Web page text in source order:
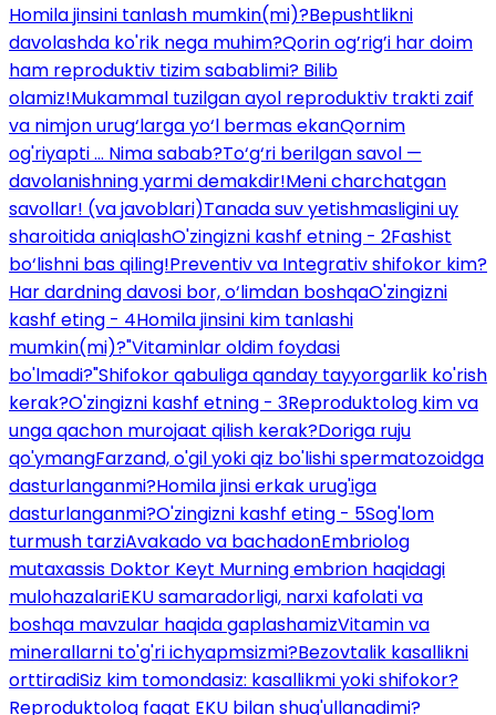
Homila jinsini tanlash mumkin(mi)?Bepushtlikni
davolashda ko'rik nega muhim?Qorin og’rig’i har doim
ham reproduktiv tizim sabablimi? Bilib
olamiz!Mukammal tuzilgan ayol reproduktiv trakti zaif
va nimjon urug‘larga yo‘l bermas ekanQornim
og'riyapti ... Nima sabab?To‘g‘ri berilgan savol —
davolanishning yarmi demakdir!Meni charchatgan
savollar! (va javoblari)Tanada suv yetishmasligini uy
sharoitida aniqlashO'zingizni kashf etning - 2Fashist
bo‘lishni bas qiling!Preventiv va Integrativ shifokor kim?
Har dardning davosi bor, o‘limdan boshqaO'zingizni
kashf eting - 4Homila jinsini kim tanlashi
mumkin(mi)?"Vitaminlar oldim foydasi
bo'lmadi?"Shifokor qabuliga qanday tayyorgarlik ko'rish
kerak?O'zingizni kashf etning - 3Reproduktolog kim va
unga qachon murojaat qilish kerak?Doriga ruju
qo'ymangFarzand, o'gil yoki qiz bo'lishi spermatozoidga
dasturlanganmi?Homila jinsi erkak urug'iga
dasturlanganmi?O'zingizni kashf eting - 5Sog'lom
turmush tarziAvakado va bachadonEmbriolog
mutaxassis Doktor Keyt Murning embrion haqidagi
mulohazalariEKU samaradorligi, narxi kafolati va
boshqa mavzular haqida gaplashamizVitamin va
minerallarni to'g'ri ichyapmsizmi?Bezovtalik kasallikni
orttiradiSiz kim tomondasiz: kasallikmi yoki shifokor?
Reproduktolog faqat EKU bilan shug'ullanadimi?